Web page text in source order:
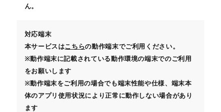
ん。
対応端末
本サービスはこちらの動作端末でご利用ください。
※動作端末に記載されている動作環境の端末でのご利用
をお願いします
※動作端末をご利用の場合でも端末性能や仕様、端末本
体のアプリ使用状況により正常に動作しない場合があり
ます